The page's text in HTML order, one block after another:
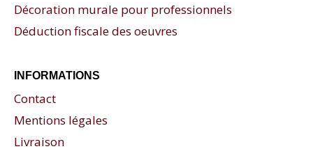
Décoration murale pour professionnels
Déduction fiscale des oeuvres
INFORMATIONS
Contact
Mentions légales
Livraison